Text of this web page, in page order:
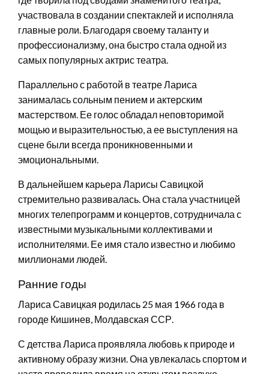
участвовала в создании спектаклей и исполняла
главные роли. Благодаря своему таланту и
профессионализму, она быстро стала одной из
самых популярных актрис театра.
Параллельно с работой в театре Лариса
занималась сольным пением и актерским
мастерством. Ее голос обладал неповторимой
мощью и выразительностью, а ее выступления на
сцене были всегда проникновенными и
эмоциональными.
В дальнейшем карьера Ларисы Савицкой
стремительно развивалась. Она стала участницей
многих телепрограмм и концертов, сотрудничала с
известными музыкальными коллективами и
исполнителями. Ее имя стало известно и любимо
миллионами людей.
Ранние годы
Лариса Савицкая родилась 25 мая 1966 года в
городе Кишинев, Молдавская ССР.
С детства Лариса проявляла любовь к природе и
активному образу жизни. Она увлекалась спортом и